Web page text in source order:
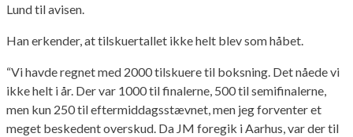
Lund til avisen.
Han erkender, at tilskuertallet ikke helt blev som håbet.
“Vi havde regnet med 2000 tilskuere til boksning. Det nåede vi
ikke helt i år. Der var 1000 til finalerne, 500 til semifinalerne,
men kun 250 til eftermiddagsstævnet, men jeg forventer et
meget beskedent overskud. Da JM foregik i Aarhus, var der til